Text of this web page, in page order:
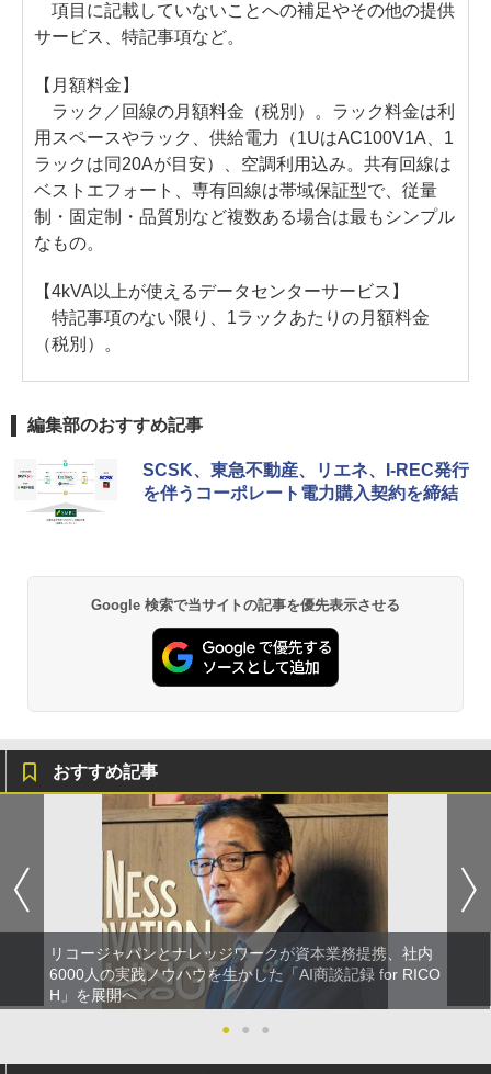
項目に記載していないことへの補足やその他の提供
サービス、特記事項など。
【月額料金】
ラック／回線の月額料金（税別）。ラック料金は利
用スペースやラック、供給電力（1UはAC100V1A、1
ラックは同20Aが目安）、空調利用込み。共有回線は
ベストエフォート、専有回線は帯域保証型で、従量
制・固定制・品質別など複数ある場合は最もシンプル
なもの。
【4kVA以上が使えるデータセンターサービス】
特記事項のない限り、1ラックあたりの月額料金
（税別）。
編集部のおすすめ記事
SCSK、東急不動産、リエネ、I-REC発行
を伴うコーポレート電力購入契約を締結
Google 検索で当サイトの記事を優先表示させる
おすすめ記事
リコージャパンとナレッジワークが資本業務提携、社内
6000人の実践ノウハウを生かした「AI商談記録 for RICO
H」を展開へ
●
● ●